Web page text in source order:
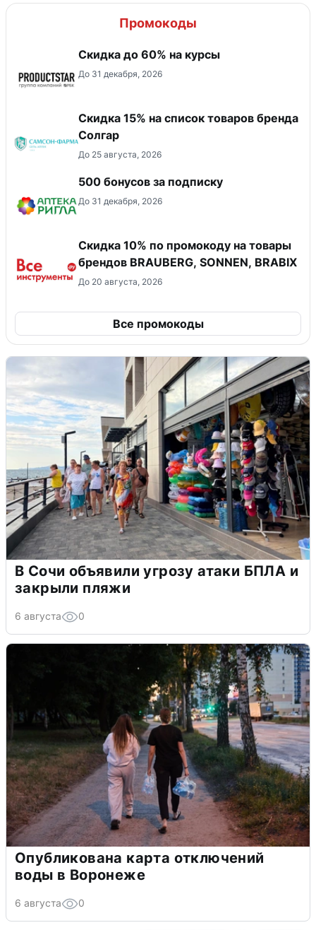
Промокоды
Скидка до 60% на курсы
До 31 декабря, 2026
Скидка 15% на список товаров бренда
Солгар
До 25 августа, 2026
500 бонусов за подписку
До 31 декабря, 2026
Скидка 10% по промокоду на товары
брендов BRAUBERG, SONNEN, BRABIX
До 20 августа, 2026
Все промокоды
В Сочи объявили угрозу атаки БПЛА и
закрыли пляжи
6 августа 0
Опубликована карта отключений
воды в Воронеже
6 августа 0